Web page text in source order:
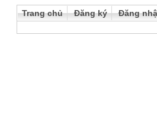
Trang chủ Đăng ký Đăng